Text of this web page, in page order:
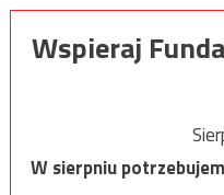
Wspieraj
W sierpniu